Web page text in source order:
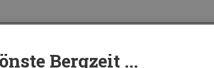
Bergzeit ...
Freiheit: Die imposanten Dreitausendergipfel, weiten Gletscherflächen und